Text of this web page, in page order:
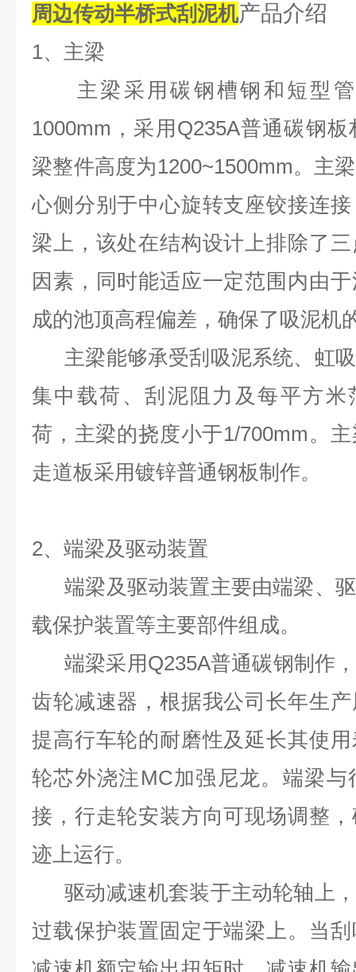
周边传动半桥式刮泥机产品介绍
1、主梁
主梁采用碳钢槽钢和短型
1000mm，采用Q235A普通碳钢
梁整件高度为1200~1500mm。主
心侧分别于中心旋转支座铰接连
梁上，该处在结构设计上排除了
因素，同时能适应一定范围内由
成的池顶高程偏差，确保了吸泥机
主梁能够承受刮吸泥系统、虹
集中载荷、刮泥阻力及每平方米
荷，主梁的挠度小于1/700mm。
走道板采用镀锌普通钢板制作。
2、端梁及驱动装置
端梁及驱动装置主要由端梁、
载保护装置等主要部件组成。
端梁采用Q235A普通碳钢制作
齿轮减速器，根据我公司长年生
提高行车轮的耐磨性及延长其使
轮芯外浇注MC加强尼龙。端梁
接，行走轮安装方向可现场调整
迹上运行。
驱动减速机套装于主动轮轴上
过载保护装置固定于端梁上。当